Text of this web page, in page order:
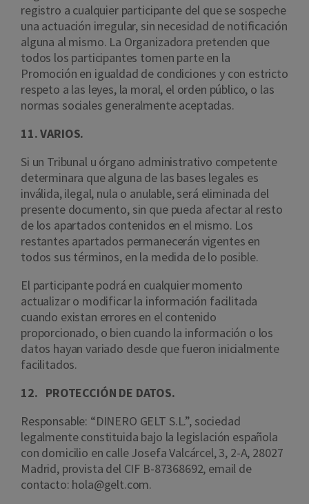
registro a cualquier participante del que se sospeche
una actuación irregular, sin necesidad de notificación
alguna al mismo. La Organizadora pretenden que
todos los participantes tomen parte en la
Promoción en igualdad de condiciones y con estricto
respeto a las leyes, la moral, el orden público, o las
normas sociales generalmente aceptadas.
11. VARIOS.
Si un Tribunal u órgano administrativo competente
determinara que alguna de las bases legales es
inválida, ilegal, nula o anulable, será eliminada del
presente documento, sin que pueda afectar al resto
de los apartados contenidos en el mismo. Los
restantes apartados permanecerán vigentes en
todos sus términos, en la medida de lo posible.
El participante podrá en cualquier momento
actualizar o modificar la información facilitada
cuando existan errores en el contenido
proporcionado, o bien cuando la información o los
datos hayan variado desde que fueron inicialmente
facilitados.
12. PROTECCIÓN DE DATOS.
Responsable: “DINERO GELT S.L.”, sociedad
legalmente constituida bajo la legislación española
con domicilio en calle Josefa Valcárcel, 3, 2-A, 28027
Madrid, provista del CIF B-87368692, email de
contacto: hola@gelt.com.